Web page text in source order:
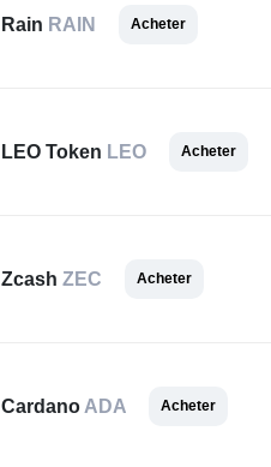
Rain RAIN Acheter
LEO Token LEO Acheter
Zcash ZEC Acheter
Cardano ADA Acheter